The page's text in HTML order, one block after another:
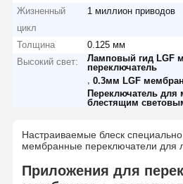
Жизненный
цикл
1 миллион приводов
Толщина
0.125 мм
Высокий свет:
Ламповый гид LGF
переключатель
,0.3мм LGF
Переключатель
блестящим
Настраиваемые блеск
мембранные переключатели для
Приложения для